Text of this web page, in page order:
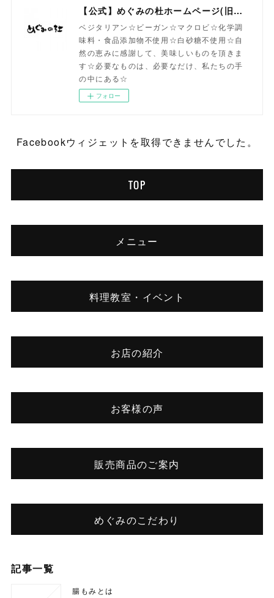
【公式】めぐみの杜ホームページ(旧自然食工房）
ベジタリアン☆ビーガン☆マクロビ☆化学調
味料・食品添加物不使用☆白砂糖不使用☆自
然の恵みに感謝して、美味しいものを頂きま
す☆必要なものは、必要なだけ、私たちの手
の中にある☆
フォロー
Facebookウィジェットを取得できませんでした。
TOP
メニュー
料理教室・イベント
お店の紹介
お客様の声
販売商品のご案内
めぐみのこだわり
記事一覧
腸もみとは